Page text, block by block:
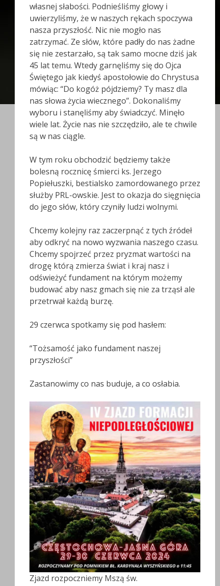
własnej słabości. Podnieśliśmy głowy i
uwierzyliśmy, że w naszych rękach spoczywa
nasza przyszłość. Nic nie mogło nas
zatrzymać. Ze słów, które padły do nas żadne
się nie zestarzało, są tak samo mocne dziś jak
45 lat temu. Wtedy garnęliśmy się do Ojca
Świętego jak kiedyś apostołowie do Chrystusa
mówiąc: “Do kogóż pójdziemy? Ty masz dla
nas słowa życia wiecznego”. Dokonaliśmy
wyboru i stanęliśmy aby świadczyć. Minęło
wiele lat. Życie nas nie szczędziło, ale te chwile
są w nas ciągle.
W tym roku obchodzić będziemy także
bolesną rocznicę śmierci ks. Jerzego
Popiełuszki, bestialsko zamordowanego przez
służby PRL-owskie. Jest to okazja do sięgnięcia
do jego słów, który czyniły ludzi wolnymi.
Chcemy kolejny raz zaczerpnąć z tych źródeł
aby odkryć na nowo wyzwania naszego czasu.
Chcemy spojrzeć przez pryzmat wartości na
drogę którą zmierza świat i kraj nasz i
odświeżyć fundament na którym możemy
budować aby nasz gmach się nie za trząsł ale
przetrwał każdą burzę.
29 czerwca spotkamy się pod hasłem:
“Tożsamość jako fundament naszej
przyszłości”
Zastanowimy co nas buduje, a co osłabia.
Zjazd rozpoczniemy Mszą św.